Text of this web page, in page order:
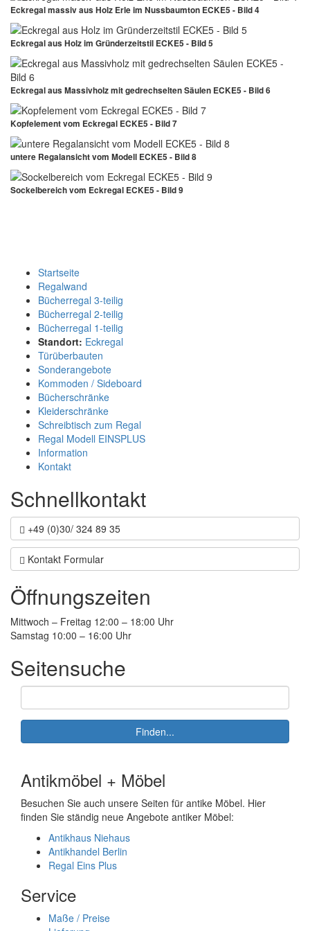
Eckregal massiv aus Holz Erle im Nussbaumton ECKE5 - Bild 4
Eckregal aus Holz im Gründerzeitstil ECKE5 - Bild 5
Eckregal aus Massivholz mit gedrechselten Säulen ECKE5 - Bild 6
Kopfelement vom Eckregal ECKE5 - Bild 7
untere Regalansicht vom Modell ECKE5 - Bild 8
Sockelbereich vom Eckregal ECKE5 - Bild 9
Startseite
Regalwand
Bücherregal 3-teilig
Bücherregal 2-teilig
Bücherregal 1-teilig
Standort: Eckregal
Türüberbauten
Sonderangebote
Kommoden / Sideboard
Bücherschränke
Kleiderschränke
Schreibtisch zum Regal
Regal Modell EINSPLUS
Information
Kontakt
Schnellkontakt
+49 (0)30/ 324 89 35
Kontakt Formular
Öffnungszeiten
Mittwoch – Freitag 12:00 – 18:00 Uhr
Samstag 10:00 – 16:00 Uhr
Seitensuche
Suche:
Finden...
Antikmöbel + Möbel
Besuchen Sie auch unsere Seiten für antike Möbel. Hier
finden Sie ständig neue Angebote antiker Möbel:
Antikhaus Niehaus
Antikhandel Berlin
Regal Eins Plus
Service
Maße / Preise